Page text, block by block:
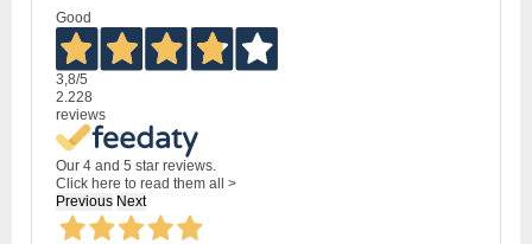
Good
3,8/5
2.228
reviews
Our 4 and 5 star reviews.
Click here to read them all >
Previous Next